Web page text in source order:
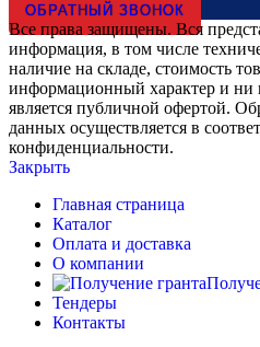
ОБРАТНЫЙ ЗВОНОК
Все права защищены. Вся
информация, в том числе
наличие на складе, стоимость
информационный характер и ни
является публичной офертой.
данных осуществляется в
конфиденциальности.
Закрыть
Главная страница
Каталог
Оплата и доставка
О компании
Тендеры
Контакты